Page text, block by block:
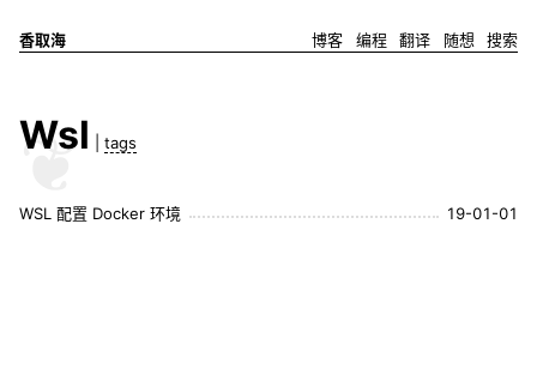
香取海 博客 编程 翻译 随想 搜索
Wsl tags
WSL 配置 Docker 环境 19-01-01